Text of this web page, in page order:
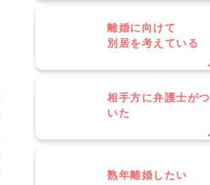
離婚に向けて
別居を考えている
相手方に弁護士がつ
いた
熟年離婚したい